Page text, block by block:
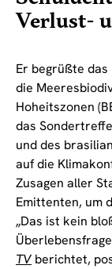
Verlust-
Er begrüßte
die
Hoheitszonen
das
und des
auf die
Zusagen aller
Emittenten, um
„Das ist kein
TV berichtet,